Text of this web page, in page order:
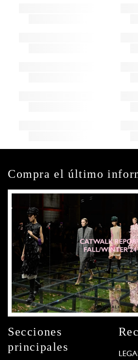
Compra el último
Secciones
principales